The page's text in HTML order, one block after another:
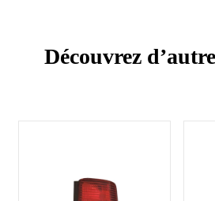
Découvrez